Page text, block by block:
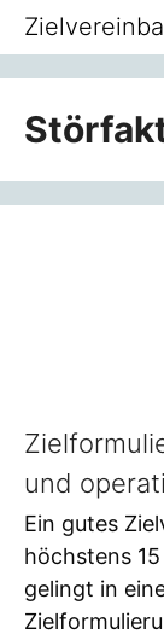
Zum
springen
und
Ein gutes
höchstens
gelingt in